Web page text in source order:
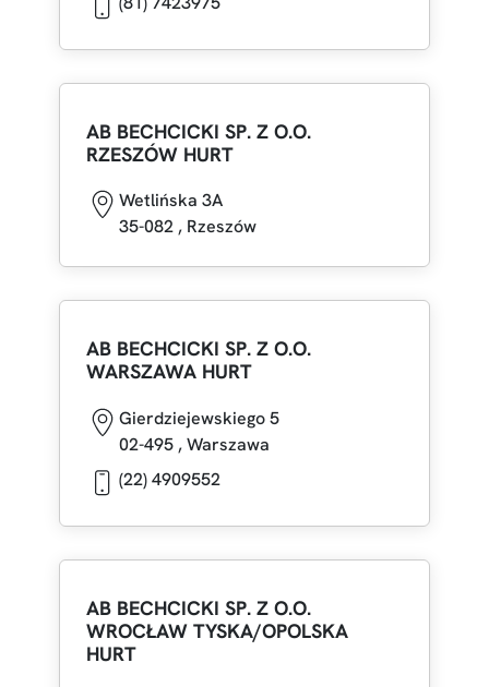
AB BECHCICKI SP. Z O.O.
RZESZÓW HURT
Wetlińska 3A
35-082, Rzeszów
AB BECHCICKI SP. Z O.O.
WARSZAWA HURT
Gierdziejewskiego 5
02-495,Warszawa
(22) 4909552
AB BECHCICKI SP. Z O.O.
WROCŁAW TYSKA/OPOLSKA
HURT